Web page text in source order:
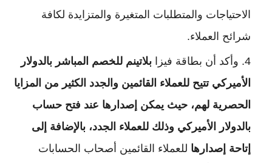
الاحتياجات والمتطلبات المتغيرة والمتزايدة لكافة
شرائح العملاء.
وأكد أن بطاقة فيزا بلاتينم للخصم المباشر بالدولار
الأميركي تتيح للعملاء القائمين والجدد الكثير من المزايا
الحصرية لهم، حيث يمكن إصدارها عند فتح حساب
بالدولار الأميركي وذلك للعملاء الجدد، بالإضافة إلى
إتاحة إصدارها للعملاء القائمين أصحاب الحسابات